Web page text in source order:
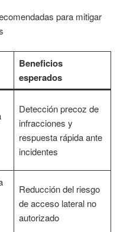
para mitigar
Beneficios
esperados
Detección precoz de
infracciones y
respuesta rápida ante
incidentes
Reducción del riesgo
de acceso lateral no
autorizado